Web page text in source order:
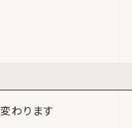
わります